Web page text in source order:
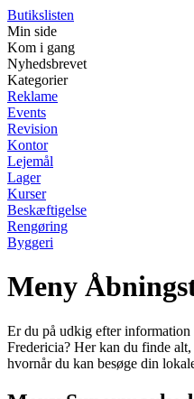
Butikslisten
Min side
Kom i gang
Nyhedsbrevet
Kategorier
Reklame
Events
Revision
Kontor
Lejemål
Lager
Kurser
Beskæftigelse
Rengøring
Byggeri
Meny
Er du på udkig efter
Fredericia? Her kan du finde
hvornår du kan besøge din